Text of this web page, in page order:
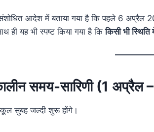
संशोधित आदेश में बताया गया है कि पहले 6
ही यह भी स्पष्ट किया गया है किकिसी भी
समय-सारिणी (1 अप्रैल
सुबह जल्दी शुरू होंगे।